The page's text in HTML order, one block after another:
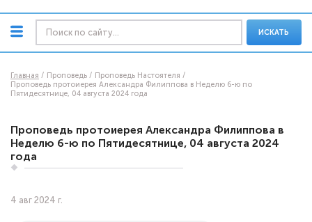
ИСКАТЬ
Главная Проповедь
Проповедь Настоятеля
Проповедь протоиерея Александра Филиппова в Неделю 6-ю по
Пятидесятнице, 04 августа 2024 года
Проповедь протоиерея Александра Филиппова в
Неделю 6-ю по Пятидесятнице, 04 августа 2024
года
4 авг 2024 г.